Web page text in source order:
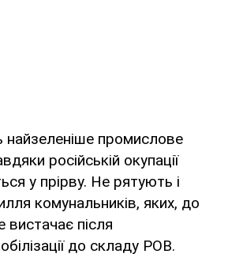
найзеленіше промислове
російській окупації
у прірву. Не рятують і
комунальників, яких, до
вистачає після
до складу РОВ.